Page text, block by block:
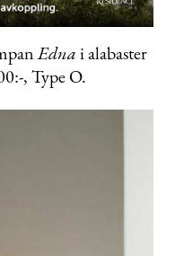
Ednai alabaster
, Type O.